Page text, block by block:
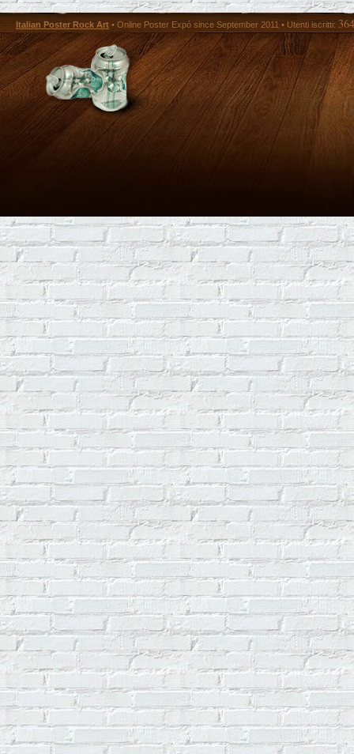
Italian Poster Rock Art • Online Poster Expó since September 2011 • Utenti iscritti: 364